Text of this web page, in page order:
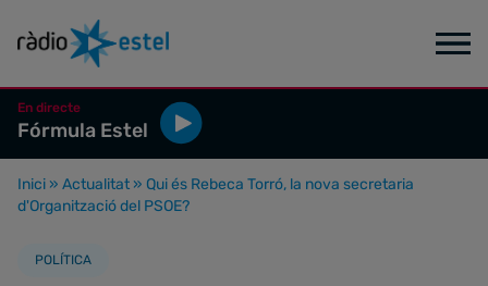
En directe
Fórmula Estel
Inici » Actualitat » Qui és Rebeca Torró, la nova secretaria
d'Organització del PSOE?
POLÍTICA